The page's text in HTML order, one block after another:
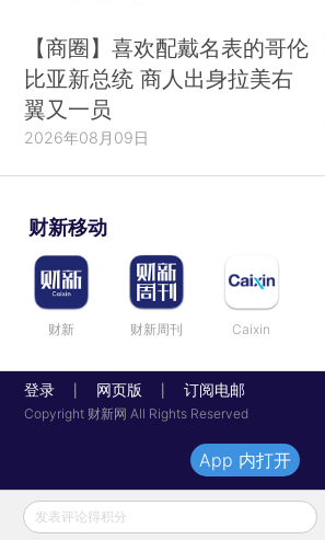
【商圈】喜欢配戴名表的哥伦
比亚新总统 商人出身拉美右
翼又一员
2026年08月09日
财新移动
财新 财新周刊 Caixin
登录 网页版 订阅电邮
Copyright 财新网 All Rights Reserved
发表评论得积分
App 内打开